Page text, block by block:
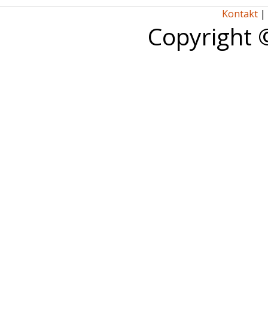
Kontakt |
Copyright